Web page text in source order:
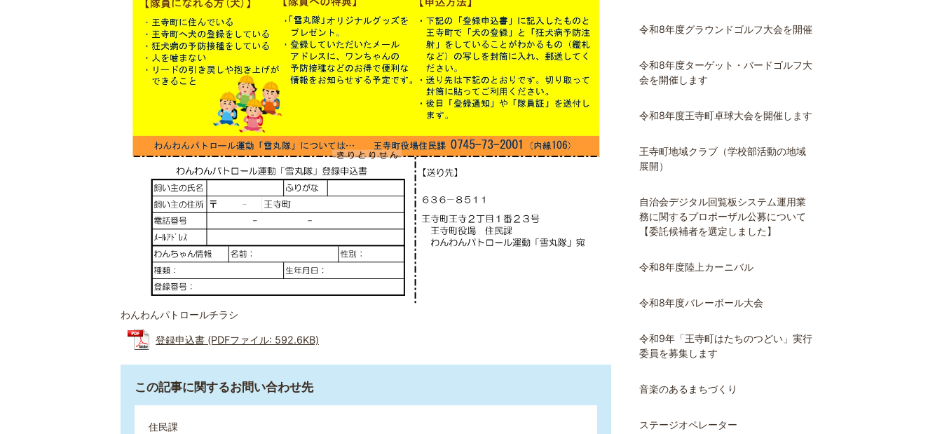
わんわんパトロールチラシ
登録申込書 (PDFファイル: 592.6KB)
この記事に関するお問い合わせ先
住民課
令和8年度グラウンドゴルフ大会を開催
令和8年度ターゲット・バードゴルフ大
会を開催します
令和8年度王寺町卓球大会を開催します
王寺町地域クラブ（学校部活動の地域
展開）
自治会デジタル回覧板システム運用業
務に関するプロポーザル公募について
【委託候補者を選定しました】
令和8年度陸上カーニバル
令和8年度バレーボール大会
令和9年「王寺町はたちのつどい」実行
委員を募集します
音楽のあるまちづくり
ステージオペレーター